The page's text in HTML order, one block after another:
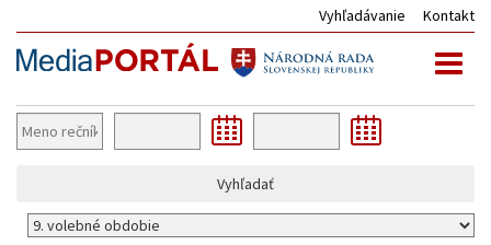
Vyhľadávanie Kontakt
Vyhľadať